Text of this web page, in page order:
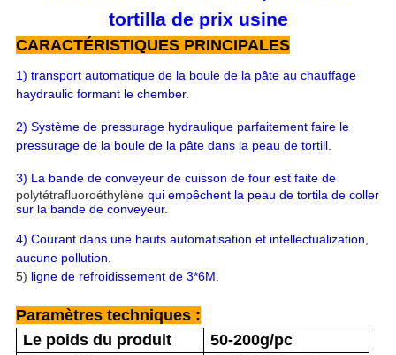
tortilla de prix usine
CARACTÉRISTIQUES PRINCIPALES
1) transport automatique de la boule de la pâte au chauffage
haydraulic formant le chember.
2) Système de pressurage hydraulique parfaitement faire le
pressurage de la boule de la pâte dans la peau de tortill.
3) La bande de conveyeur de cuisson de four est faite de
polytétrafluoroéthylène qui empêchent la peau de tortila de coller
sur la bande de conveyeur.
4) Courant dans une hauts automatisation et intellectualization,
aucune pollution.
5) ligne de refroidissement de 3*6M.
Paramètres techniques :
Le poids du produit
50-200g/pc